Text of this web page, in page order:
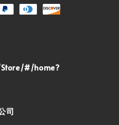
#/home?
司